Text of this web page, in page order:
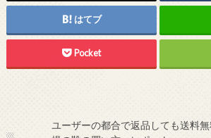
はてブ
Pocket
ユーザーの都合で返品しても送料